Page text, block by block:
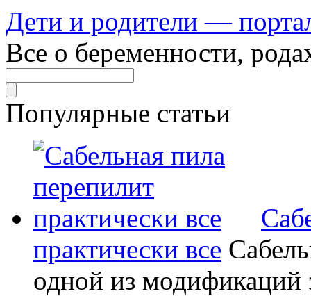
Дети и родители —
Все о беременности,
Популярные статьи
практически все
одной из модификаций